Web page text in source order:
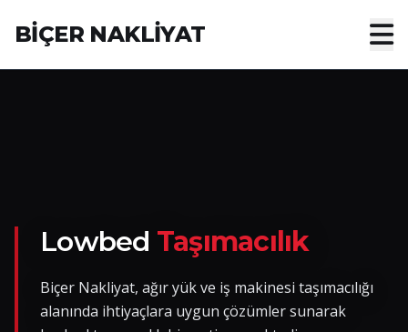
BİÇER NAKLİYAT
Nakliye Yük İlanları
İletişim
Lowbed Taşımacılık
Biçer Nakliyat, ağır yük ve iş makinesi taşımacılığı
alanında ihtiyaçlara uygun çözümler sunarak